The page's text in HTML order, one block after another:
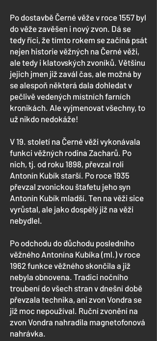
Po dostavbě Černé věže v roce 1557 byl
do věže zavěšen i nový zvon. Dá se
tedy říci, že tímto rokem se začíná psát
nejen historie věžných na Černé věži,
ale tedy i klatovských zvoníků. Většinu
jejich jmen již zavál čas, ale možná by
se alespoň některá dala dohledat v
pečlivě vedených místních farních
kronikách. Ale vyjmenovat všechny, to
už nikdo nedokáže!
V 19. století na Černé věži vykonávala
funkci věžných rodina Zacharů. Po
nich, tj. od roku 1898, převzal roli
Antonín Kubík starší. Po roce 1935
převzal zvonickou štafetu jeho syn
Antonín Kubík mladší. Ten na věži sice
vyrůstal, ale jako dospělý již na věži
nebydlel.
​Po odchodu do důchodu posledního
věžného Antonína Kubíka (ml.) v roce
1962 funkce věžného skončila a již
nebyla obnovena. Tradici nočního
troubení do všech stran v dnešní době
převzala technika, ani zvon Vondra se
již moc nepoužíval. Ruční zvonění na
zvon Vondra nahradila magnetofonová
nahrávka.